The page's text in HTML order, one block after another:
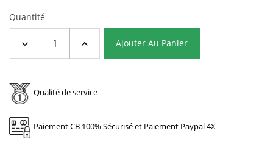
Quantité
Ajouter Au Panier
Qualité de service
Paiement CB 100% Sécurisé et Paiement Paypal 4X